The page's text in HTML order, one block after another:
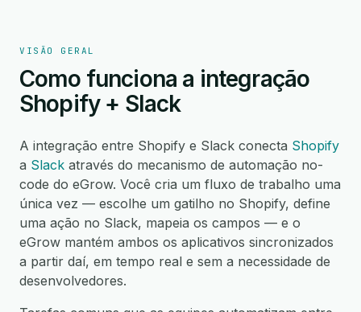
VISÃO GERAL
Como funciona a integração
Shopify + Slack
A integração entre Shopify e Slack conecta Shopify
a Slack através do mecanismo de automação no-
code do eGrow. Você cria um fluxo de trabalho uma
única vez — escolhe um gatilho no Shopify, define
uma ação no Slack, mapeia os campos — e o
eGrow mantém ambos os aplicativos sincronizados
a partir daí, em tempo real e sem a necessidade de
desenvolvedores.